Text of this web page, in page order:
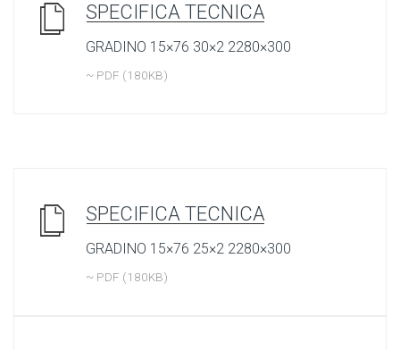
SPECIFICA TECNICA
GRADINO 15×76 30×2 2280×300
~ PDF (180KB)
SPECIFICA TECNICA
GRADINO 15×76 25×2 2280×300
~ PDF (180KB)